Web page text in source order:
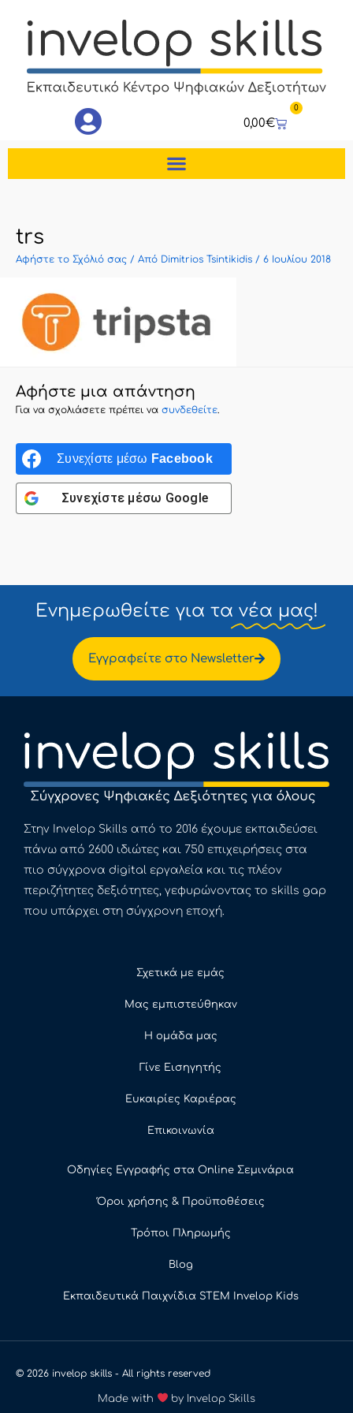
περιεχόμενο
0,00€
0
Cart
trs
Αφήστε το Σχόλιό σας / Από Dimitrios Tsintikidis / 6 Ιουλίου 2018
Αφήστε μια απάντηση
Για να σχολιάσετε πρέπει να συνδεθείτε.
Συνεχίστε μέσω Facebook
Συνεχίστε μέσω Google
Ενημερωθείτε για τα νέα μας!
Εγγραφείτε στο Newsletter
Στην Invelop Skills από το 2016 έχουμε εκπαιδεύσει
πάνω από 2600 ιδιώτες και 750 επιχειρήσεις στα
πιο σύγχρονα digital εργαλεία και τις πλέον
περιζήτητες δεξιότητες, γεφυρώνοντας το skills gap
που υπάρχει στη σύγχρονη εποχή.
Σχετικά με εμάς
Μας εμπιστεύθηκαν
Η ομάδα μας
Γίνε Εισηγητής
Ευκαιρίες Καριέρας
Επικοινωνία
Οδηγίες Εγγραφής στα Online Σεμινάρια
Όροι χρήσης & Προϋποθέσεις
Τρόποι Πληρωμής
Blog
Εκπαιδευτικά Παιχνίδια STEM Invelop Kids
© 2026 invelop skills - All rights reserved
Made with by Invelop Skills